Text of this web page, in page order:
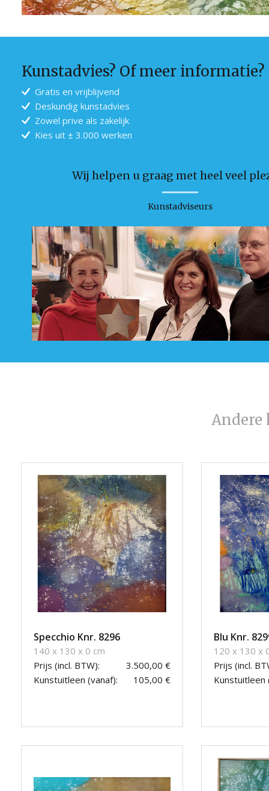
Kunstadvies? Of meer informatie?
Gratis en vrijblijvend
Deskundig kunstadvies
Zowel prive als zakelijk
Kies uit ± 3.000 werken
Wij helpen u graag met heel veel
Kunstadviseurs
Andere
Specchio Knr. 8296
140 x 130 x 0 cm
Prijs (incl. BTW):
3.500,00 €
Kunstuitleen (vanaf):
105,00 €
Blu Knr.
120 x 130 x
Prijs (incl.
Kunstuitleen